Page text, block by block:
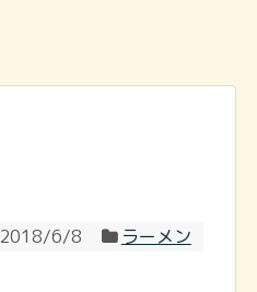
2018/6/8
ラーメン